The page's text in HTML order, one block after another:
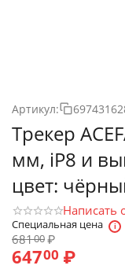
Артикул:
Трекер
мм, iP8 и
цвет:
Написать
Специальная цена
68100₽
64700 ₽